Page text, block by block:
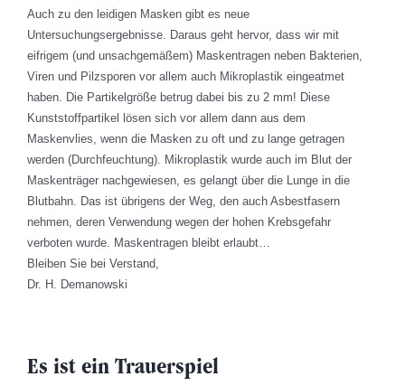
Auch zu den leidigen Masken gibt es neue
Untersuchungsergebnisse. Daraus geht hervor, dass wir mit
eifrigem (und unsachgemäßem) Maskentragen neben Bakterien,
Viren und Pilzsporen vor allem auch Mikroplastik eingeatmet
haben. Die Partikelgröße betrug dabei bis zu 2 mm! Diese
Kunststoffpartikel lösen sich vor allem dann aus dem
Maskenvlies, wenn die Masken zu oft und zu lange getragen
werden (Durchfeuchtung). Mikroplastik wurde auch im Blut der
Maskenträger nachgewiesen, es gelangt über die Lunge in die
Blutbahn. Das ist übrigens der Weg, den auch Asbestfasern
nehmen, deren Verwendung wegen der hohen Krebsgefahr
verboten wurde. Maskentragen bleibt erlaubt…
Bleiben Sie bei Verstand,
Dr. H. Demanowski
Es ist ein Trauerspiel